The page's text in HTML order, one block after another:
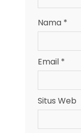
Nama *
Email *
Situs Web